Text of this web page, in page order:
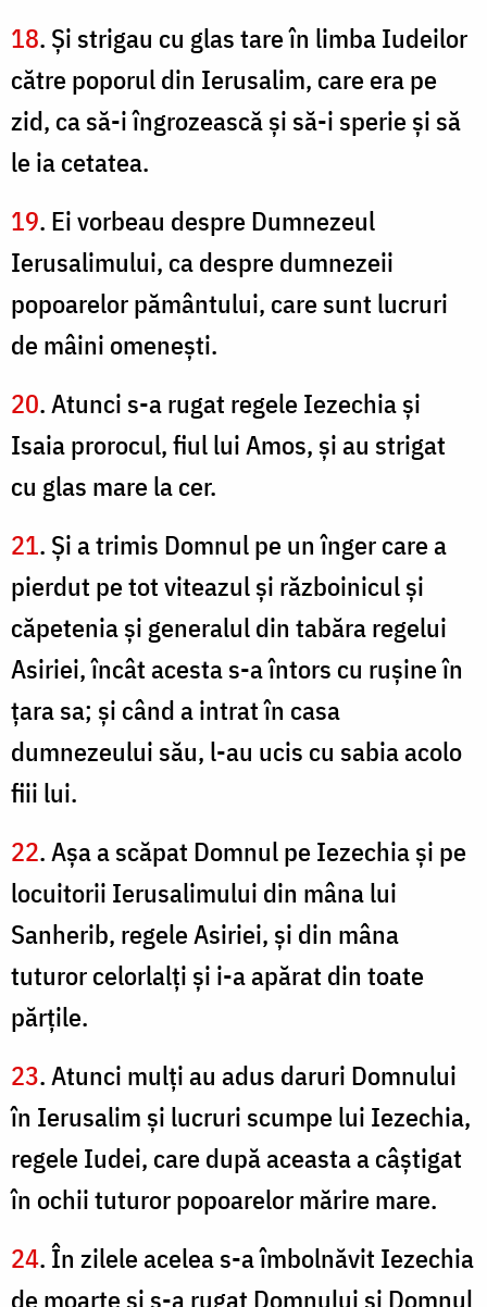
18. Şi strigau cu glas tare în limba Iudeilor
către poporul din Ierusalim, care era pe
zid, ca să-i îngrozească şi să-i sperie şi să
le ia cetatea.
19. Ei vorbeau despre Dumnezeul
Ierusalimului, ca despre dumnezeii
popoarelor pământului, care sunt lucruri
de mâini omeneşti.
20. Atunci s-a rugat regele Iezechia şi
Isaia prorocul, fiul lui Amos, şi au strigat
cu glas mare la cer.
21. Şi a trimis Domnul pe un înger care a
pierdut pe tot viteazul şi războinicul şi
căpetenia şi generalul din tabăra regelui
Asiriei, încât acesta s-a întors cu ruşine în
ţara sa; şi când a intrat în casa
dumnezeului său, l-au ucis cu sabia acolo
fiii lui.
22. Aşa a scăpat Domnul pe Iezechia şi pe
locuitorii Ierusalimului din mâna lui
Sanherib, regele Asiriei, şi din mâna
tuturor celorlalţi şi i-a apărat din toate
părţile.
23. Atunci mulţi au adus daruri Domnului
în Ierusalim şi lucruri scumpe lui Iezechia,
regele Iudei, care după aceasta a câştigat
în ochii tuturor popoarelor mărire mare.
24. În zilele acelea s-a îmbolnăvit Iezechia
de moarte şi s-a rugat Domnului şi Domnul